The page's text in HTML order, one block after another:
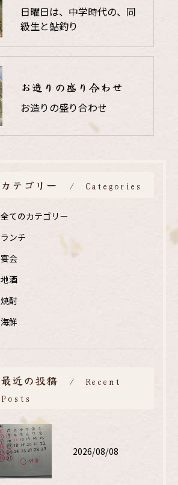
日曜日は、中学時代の、同
級生と鮎釣り
お造りの盛り合わせ
お造りの盛り合わせ
カテゴリー Categories
全てのカテゴリー
ランチ
宴会
地酒
焼酎
海鮮
最近の投稿
Recent
Posts
2026/08/08